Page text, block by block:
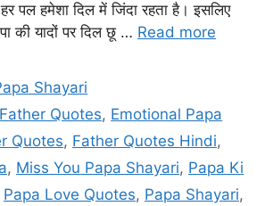
पल हमेशा दिल में जिंदा रहता है। इसलिए
की यादों पर दिल छू … Read more
Shayari
Quotes, Emotional Papa
Quotes, Father Quotes Hindi,
, Miss You Papa Shayari, Papa Ki
Papa Love Quotes, Papa Shayari,